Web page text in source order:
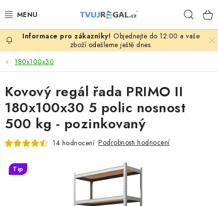
na
ZBOŽÍ ZA NÁKUPNÍ CENY
REGÁLY PODLE ROZMĚRŮ MATERIÁLU A SÉRIÍ
NEREZOVÉ A GASTRO PRODUKTY
KOVOVÉ STOLOVÉ NOHY
ZAHRADA, OKOLÍ DOMU
DŮM, BYT
FIRMA, GARÁŽ, DÍLNA, SKLEP
Objednejte do 12:00 a vaše
zboží odešleme ještě dnes.
180x100x30
Kovový regál řada PRIMO II
180x100x30 5 polic nosnost
500 kg - pozinkovaný
14 hodnocení Podrobnosti hodnocení
Tip